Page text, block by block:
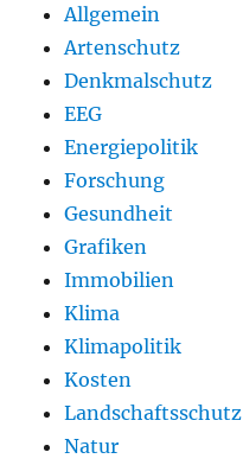
Allgemein
Artenschutz
Denkmalschutz
EEG
Energiepolitik
Forschung
Gesundheit
Grafiken
Immobilien
Klima
Klimapolitik
Kosten
Landschaftsschutz
Natur